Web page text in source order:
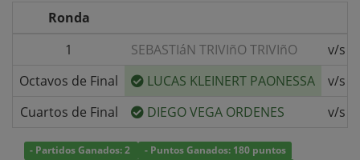
Ronda
1
SEBASTIáN TRIVIñO TRIVIñO
v/s
Octavos de Final
LUCAS KLEINERT PAONESSA v/s
Cuartos de Final
DIEGO VEGA ORDENES v/s
- Partidos Ganados: 2
- Puntos Ganados: 180 puntos